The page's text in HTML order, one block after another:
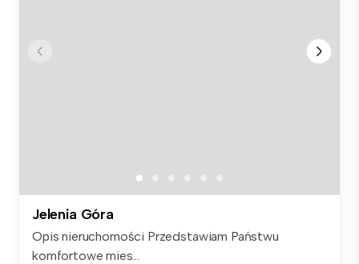
Jelenia Góra
Opis nieruchomości Przedstawiam Państwu
komfortowe mies...